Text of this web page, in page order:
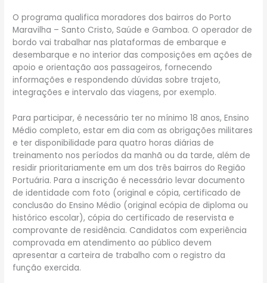
O programa qualifica moradores dos bairros do Porto
Maravilha – Santo Cristo, Saúde e Gamboa. O operador de
bordo vai trabalhar nas plataformas de embarque e
desembarque e no interior das composições em ações de
apoio e orientação aos passageiros, fornecendo
informações e respondendo dúvidas sobre trajeto,
integrações e intervalo das viagens, por exemplo.
Para participar, é necessário ter no mínimo 18 anos, Ensino
Médio completo, estar em dia com as obrigações militares
e ter disponibilidade para quatro horas diárias de
treinamento nos períodos da manhã ou da tarde, além de
residir prioritariamente em um dos três bairros do Região
Portuária. Para a inscrição é necessário levar documento
de identidade com foto (original e cópia, certificado de
conclusão do Ensino Médio (original ecópia de diploma ou
histórico escolar), cópia do certificado de reservista e
comprovante de residência. Candidatos com experiência
comprovada em atendimento ao público devem
apresentar a carteira de trabalho com o registro da
função exercida.